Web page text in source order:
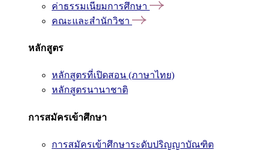
ค่าธรรมเนียมการศึกษา
คณะและสำนักวิชา
หลักสูตร
หลักสูตรที่เปิดสอน (ภาษาไทย)
หลักสูตรนานาชาติ
การสมัครเข้าศึกษา
การสมัครเข้าศึกษาระดับปริญญาบัณฑิต